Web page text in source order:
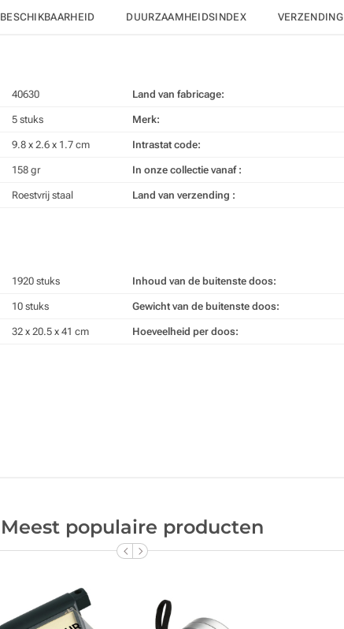
BESCHIKBAARHEID DUURZAAMHEIDSINDEX VERZENDING
40630
5 stuks
9.8 x 2.6 x 1.7 cm
158 gr
Roestvrij staal
Land van fabricage:
Merk:
Intrastat code:
In onze collectie vanaf :
Land van verzending :
1920 stuks
10 stuks
32 x 20.5 x 41 cm
Inhoud van de buitenste doos:
Gewicht van de buitenste doos:
Hoeveelheid per doos:
Meest populaire producten